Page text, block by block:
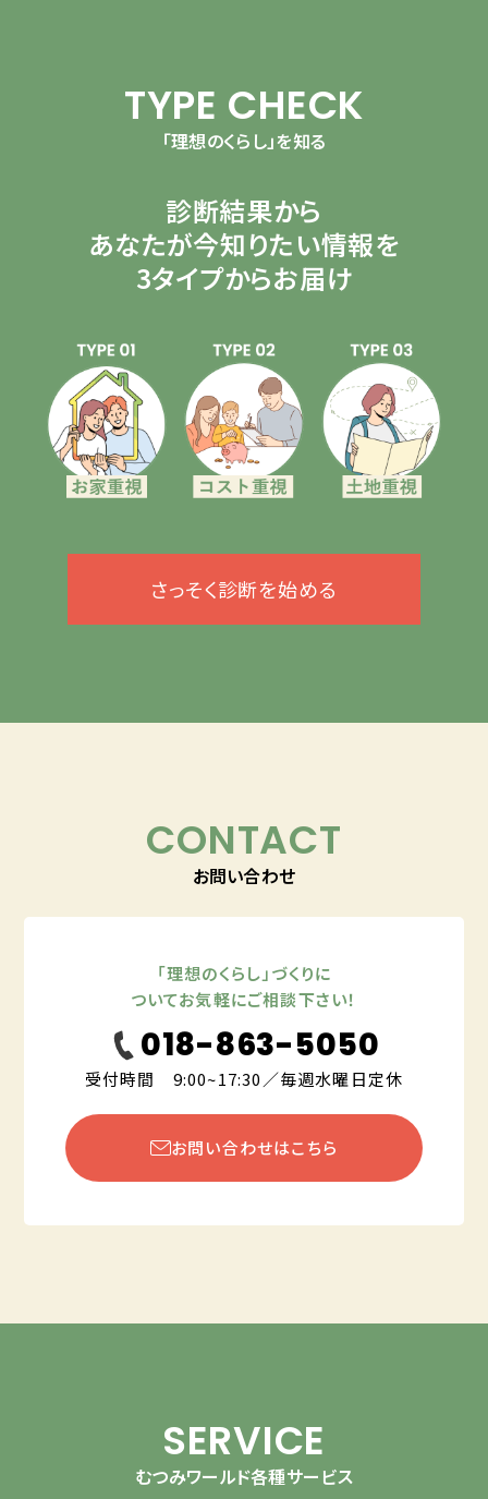
TYPE CHECK
「理想のくらし」を知る
診断結果から
あなたが今知りたい情報を
3タイプからお届け
さっそく診断を始める
CONTACT
お問い合わせ
「理想のくらし」づくりに
ついてお気軽にご相談下さい！
018-863-5050
受付時間 9:00~17:30／毎週水曜日定休
お問い合わせはこちら
SERVICE
むつみワールド各種サービス